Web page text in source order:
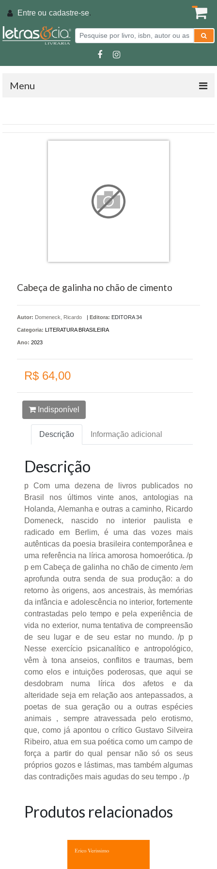
Entre ou cadastre-se.
Menu
Cabeça de galinha no chão de cimento
Autor: Domeneck, Ricardo | Editora: EDITORA 34
Categoria: LITERATURA BRASILEIRA
Ano: 2023
R$ 64,00
Indisponível
Descrição Informação adicional
Descrição
p Com uma dezena de livros publicados no
Brasil nos últimos vinte anos, antologias na
Holanda, Alemanha e outras a caminho, Ricardo
Domeneck, nascido no interior paulista e
radicado em Berlim, é uma das vozes mais
autênticas da poesia brasileira contemporânea e
uma referência na lírica amorosa homoerótica. /p
p em Cabeça de galinha no chão de cimento /em
aprofunda outra senda de sua produção: a do
retorno às origens, aos ancestrais, às memórias
da infância e adolescência no interior, fortemente
contrastadas pelo tempo e pela experiência de
vida no exterior, numa tentativa de compreensão
de seu lugar e de seu estar no mundo. /p p
Nesse exercício psicanalítico e antropológico,
vêm à tona anseios, conflitos e traumas, bem
como elos e intuições poderosas, que aqui se
desdobram numa lírica dos afetos e da
alteridade seja em relação aos antepassados, a
poetas de sua geração ou a outras espécies
animais , sempre atravessada pelo erotismo,
que, como já apontou o crítico Gustavo Silveira
Ribeiro, atua em sua poética como um campo de
força a partir do qual pensar não só os seus
próprios gozos e lástimas, mas também algumas
das contradições mais agudas do seu tempo . /p
Produtos relacionados